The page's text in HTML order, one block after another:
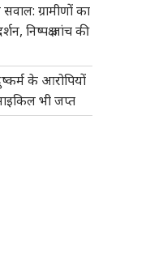
ग्रामीणों का
निष्पक्ष जांच की
के आरोपियों
भी जप्त